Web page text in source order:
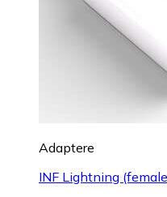
Adaptere
INF Lightning